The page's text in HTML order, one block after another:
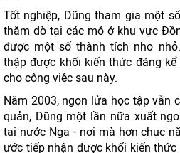
Tốt nghiệp, Dũng tham gia một
thăm dò tại các mỏ ở khu vực
được một số thành tích nho
thập được khối kiến thức đáng
cho công việc sau này.
Năm 2003, ngọn lửa học tập vẫn
quản, Dũng một lần nữa xuất
tại nước Nga - nơi mà hơn chục
ước tiếp nhận được khối kiến